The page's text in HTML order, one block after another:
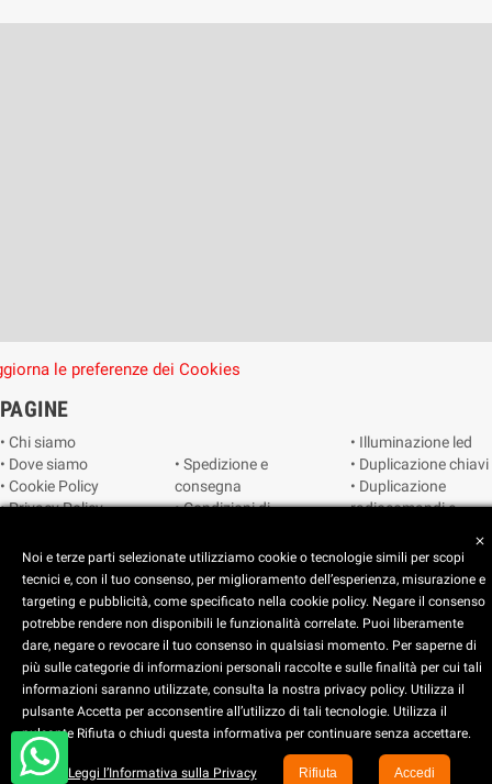
le preferenze dei Cookies
PAGINE
• Chi siamo
• Dove siamo
• Cookie Policy
• Privacy Policy
preferenze dei
cookie
• Spedizione e
consegna
• Condizioni di
• Catalogo
• Illuminazione led
• Duplicazione chiavi
• Duplicazione
radiocomandi e
• Smart home
• Video sorveglianza
Copyright © 2025 CEART | Negozio di elettronica Torino
C.E.A.R.T. Elettronica
4.5starstarstarstar star_half
Basato su914recensioni
close
Noi e terze parti selezionate utilizziamo cookie o tecnologie simili per scopi
tecnici e, con il tuo consenso, per miglioramento dell’esperienza, misurazione e
targeting e pubblicità, come specificato nella cookie policy. Negare il consenso
potrebbe rendere non disponibili le funzionalità correlate. Puoi liberamente
dare, negare o revocare il tuo consenso in qualsiasi momento. Per saperne di
più sulle categorie di informazioni personali raccolte e sulle finalità per cui tali
informazioni saranno utilizzate, consulta la nostra privacy policy. Utilizza il
pulsante Accetta per acconsentire all’utilizzo di tali tecnologie. Utilizza il
pulsante Rifiuta o chiudi questa informativa per continuare senza accettare.
Leggi l’Informativa sulla Privacy Rifiuta Accedi